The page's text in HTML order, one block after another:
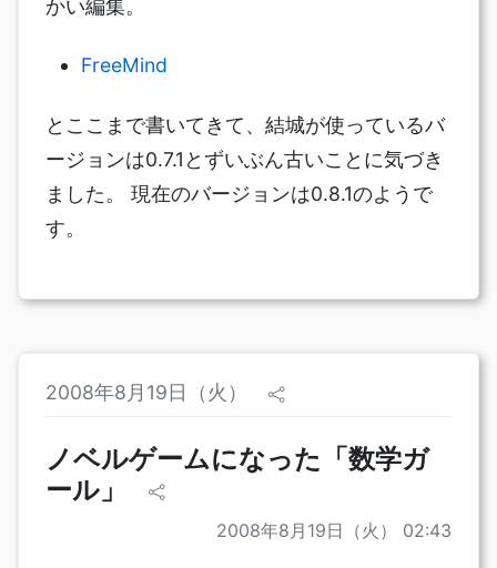
かい編集。
FreeMind
とここまで書いてきて、結城が使っているバ
ージョンは0.7.1とずいぶん古いことに気づき
ました。 現在のバージョンは0.8.1のようで
す。
2008年8月19日（火）
ノベルゲームになった「数学ガ
ール」
2008年8月19日（火） 02:43